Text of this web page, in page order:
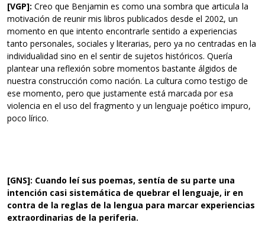
[VGP]: Creo que Benjamin es como una sombra que articula la
motivación de reunir mis libros publicados desde el 2002, un
momento en que intento encontrarle sentido a experiencias
tanto personales, sociales y literarias, pero ya no centradas en la
individualidad sino en el sentir de sujetos históricos. Quería
plantear una reflexión sobre momentos bastante álgidos de
nuestra construcción como nación. La cultura como testigo de
ese momento, pero que justamente está marcada por esa
violencia en el uso del fragmento y un lenguaje poético impuro,
poco lírico.
[GNS]: Cuando leí sus poemas, sentía de su parte una
intención casi sistemática de quebrar el lenguaje, ir en
contra de la reglas de la lengua para marcar experiencias
extraordinarias de la periferia.